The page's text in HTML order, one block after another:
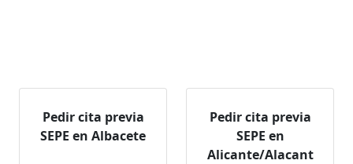
Pedir cita previa
SEPE en Albacete
Pedir cita previa
SEPE en
Alicante/Alacant